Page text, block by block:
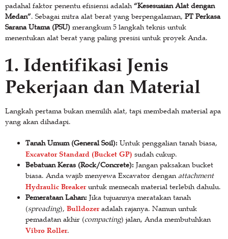
padahal faktor penentu efisiensi adalah “Kesesuaian Alat dengan
Medan”. Sebagai mitra alat berat yang berpengalaman, PT Perkasa
Sarana Utama (PSU) merangkum 5 langkah teknis untuk
menentukan alat berat yang paling presisi untuk proyek Anda.
1. Identifikasi Jenis
Pekerjaan dan Material
Langkah pertama bukan memilih alat, tapi membedah material apa
yang akan dihadapi.
Tanah Umum (General Soil): Untuk penggalian tanah biasa,
Excavator Standard (Bucket GP) sudah cukup.
Bebatuan Keras (Rock/Concrete): Jangan paksakan bucket
biasa. Anda wajib menyewa Excavator dengan attachment
Hydraulic Breakeruntuk memecah material terlebih dahulu.
Pemerataan Lahan: Jika tujuannya meratakan tanah
(spreading), Bulldozeradalah rajanya. Namun untuk
pemadatan akhir (compacting) jalan, Anda membutuhkan
Vibro Roller.